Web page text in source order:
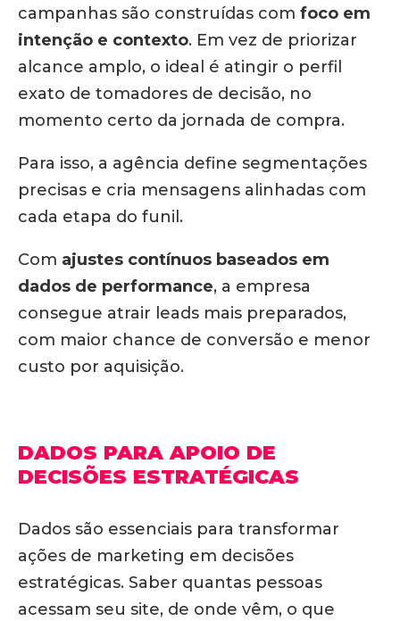
campanhas são construídas com foco em
intenção e contexto. Em vez de priorizar
alcance amplo, o ideal é atingir o perfil
exato de tomadores de decisão, no
momento certo da jornada de compra.
Para isso, a agência define segmentações
precisas e cria mensagens alinhadas com
cada etapa do funil.
Com ajustes contínuos baseados em
dados de performance, a empresa
consegue atrair leads mais preparados,
com maior chance de conversão e menor
custo por aquisição.
DADOS PARA APOIO DE
DECISÕES ESTRATÉGICAS
Dados são essenciais para transformar
ações de marketing em decisões
estratégicas. Saber quantas pessoas
acessam seu site, de onde vêm, o que